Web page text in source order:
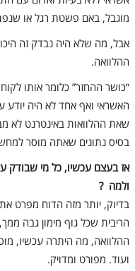
מוגבל, באם פשטת רגל או
אבל, מה שלא היה נבדק זה
ההלוואה.
“כושר ההחזר” כלומר אותו
האשראי ואף אחד לא היה יודע
שאת ההלוואות באינטרנט לא
בסיס נתונים שאתה מוסר
אז בעצם עכשיו, כל מי שבודק
ולמה ?
בדיוק, יותר מזה הדוח מפרט
הריבית שכל גוף מימון גבה
ההלוואה, מה היתרה עכשיו,
ועוד. מפורט ומדויק.